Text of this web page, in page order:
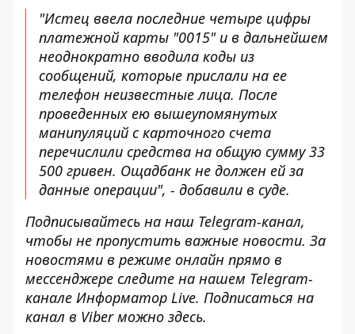
"Истец ввела последние четыре цифры
платежной карты "0015" и в дальнейшем
неоднократно вводила коды из
сообщений, которые прислали на ее
телефон неизвестные лица. После
проведенных ею вышеупомянутых
манипуляций с карточного счета
перечислили средства на общую сумму 33
500 гривен. Ощадбанк не должен ей за
данные операции", - добавили в суде.
Подписывайтесь на наш Telegram-канал,
чтобы не пропустить важные новости. За
новостями в режиме онлайн прямо в
мессенджере следите на нашем Telegram-
канале Информатор Live. Подписаться на
канал в Viber можно здесь.